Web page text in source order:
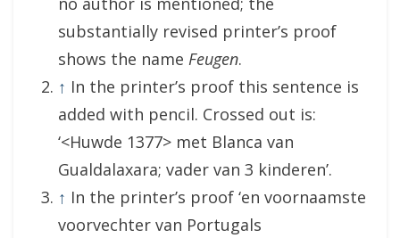
substantially revised printer’s proof
shows the name Feugen.
↑ In the printer’s proof this sentence is
added with pencil. Crossed out is:
‘<Huwde 1377> met Blanca van
Gualdalaxara; vader van 3 kinderen’.
↑ In the printer’s proof ‘en voornaamste
voorvechter van Portugals